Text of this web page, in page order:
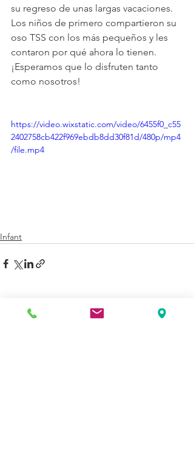
su regreso de unas largas vacaciones.
Los niños de primero compartieron su
oso TSS con los más pequeños y les
contaron por qué ahora lo tienen.
¡Esperamos que lo disfruten tanto
como nosotros!
https://video.wixstatic.com/video/6455f0_c55
2402758cb422f969ebdb8dd30f81d/480p/mp4
/file.mp4
Infant
Entradas recientes Ver todo